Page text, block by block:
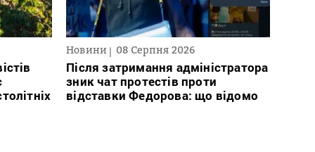
Новини 08 Серпня 2026
Після затримання адміністратора
зник чат протестів проти
відставки Федорова: що відомо